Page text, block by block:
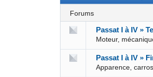
Forums
Passat I à IV »
Moteur,
Passat I à IV »
Apparence,